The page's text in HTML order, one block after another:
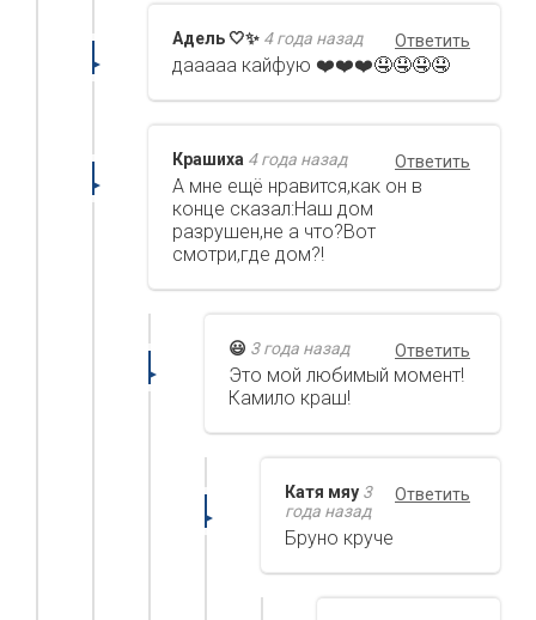
Ответить
Адель 🤍✨ 4 года назад
дааааа кайфую ❤️❤️❤️🤤🤤🤤🤤
Ответить
Крашиха 4 года назад
А мне ещё нравится,как он в
конце сказал:Наш дом
разрушен,не а что?Вот
смотри,где дом?!
Ответить
😃 3 года назад
Это мой любимый момент!
Камило краш!
Ответить
Катя мяу 3
года назад
Бруно круче